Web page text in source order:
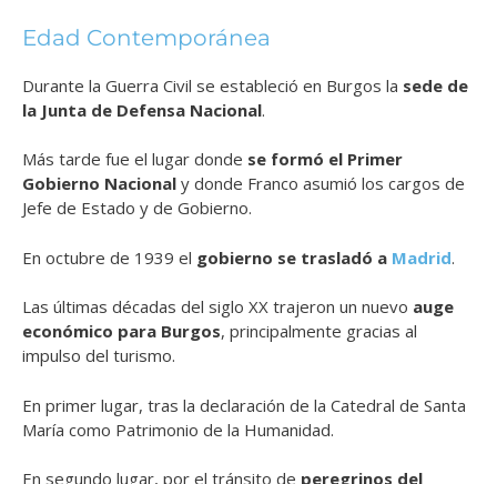
Edad Contemporánea
Durante la Guerra Civil se estableció en Burgos la sede de
la Junta de Defensa Nacional.
Más tarde fue el lugar donde se formó el Primer
Gobierno Nacional y donde Franco asumió los cargos de
Jefe de Estado y de Gobierno.
En octubre de 1939 el gobierno se trasladó a Madrid.
Las últimas décadas del siglo XX trajeron un nuevo auge
económico para Burgos, principalmente gracias al
impulso del turismo.
En primer lugar, tras la declaración de la Catedral de Santa
María como Patrimonio de la Humanidad.
En segundo lugar, por el tránsito de peregrinos del